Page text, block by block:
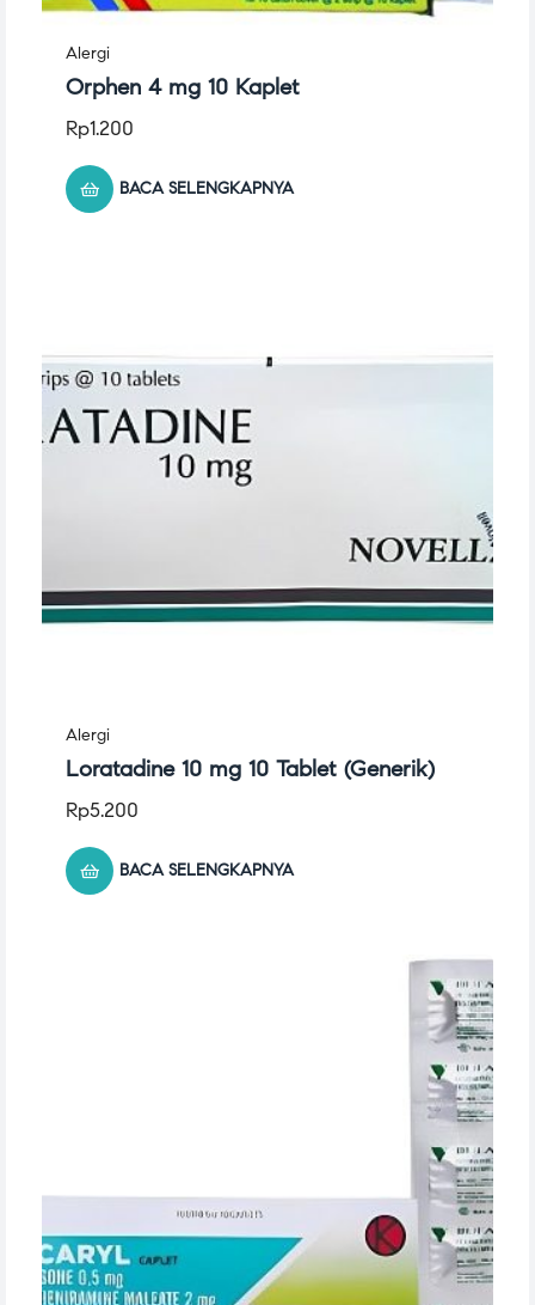
Alergi
Orphen 4 mg 10 Kaplet
Rp1.200
BACA SELENGKAPNYA
Alergi
Loratadine 10 mg 10 Tablet (Generik)
Rp5.200
BACA SELENGKAPNYA